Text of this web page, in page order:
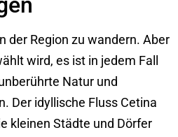
der Region zu wandern. Aber
wird, es ist in jedem Fall
Natur und
Der idyllische Fluss Cetina
kleinen Städte und Dörfer